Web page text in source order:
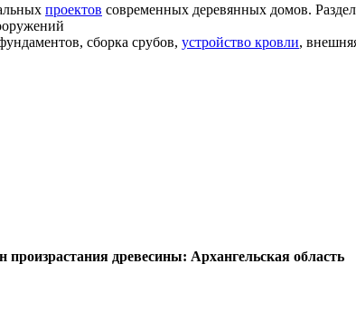
проектов современных деревянных домов.
сборка срубов, устройство кровли,
древесины: Архангельская область